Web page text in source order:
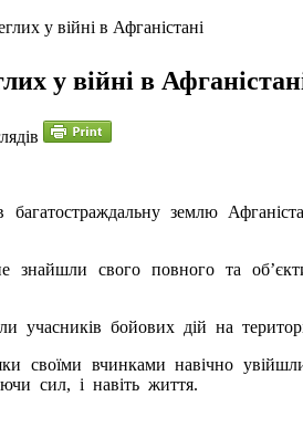
у війні в Афганістані
у війні в
землю
свого повного та
бойових дій на
своїми вчинками навічно
сил, і навіть життя.